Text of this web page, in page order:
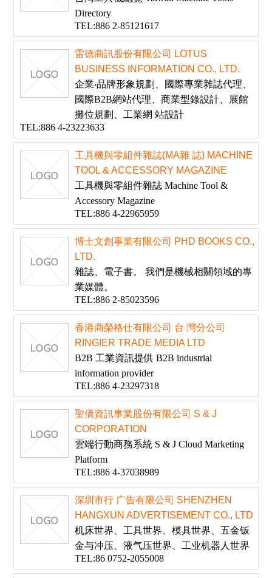
Directory
TEL:886 2-85121617
雷德商訊股份有限公司 LOTUS
BUSINESS INFORMATION CO., LTD.
企業‧品牌形象規劃、國際專業雜誌代理、
國際B2B網站代理、商業型錄設計、展館
攤位規劃、工業網 站設計
TEL:886 4-23223633
工具機與零組件雜誌(MA雜 誌) MACHINE
TOOL & ACCESSORY MAGAZINE
工具機與零組件雜誌 Machine Tool &
Accessory Magazine
TEL:886 4-22965959
博士文創事業有限公司 PHD BOOKS CO.,
LTD.
雜誌、電子書。 我們是機械相關領域的專
業媒體。
TEL:886 2-85023596
香港商榮格仕有限公司 台 灣分公司
RINGIER TRADE MEDIA LTD
B2B 工業資訊提供 B2B industrial
information provider
TEL:886 4-23297318
聖僑資訊事業股份有限公司 S & J
CORPORATION
雲端行動商務系統 S & J Cloud Marketing
Platform
TEL:886 4-37038989
深圳市行 广告有限公司 SHENZHEN
HANGXUN ADVERTISEMENT CO., LTD
机床世界、工具世界、模具世界、五金钣
金与冲压、液气压世界、工业机器人世界
TEL:86 0752-2055008